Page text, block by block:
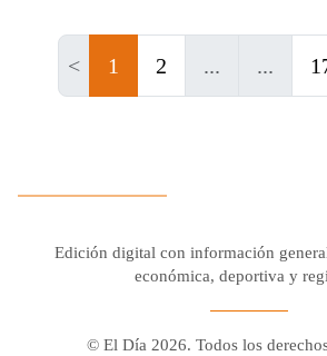
< 1 2 ... ...
Edición digital con información
económica, deportiva y
© El Día 2026. Todos los